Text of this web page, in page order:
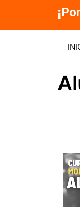
contenido